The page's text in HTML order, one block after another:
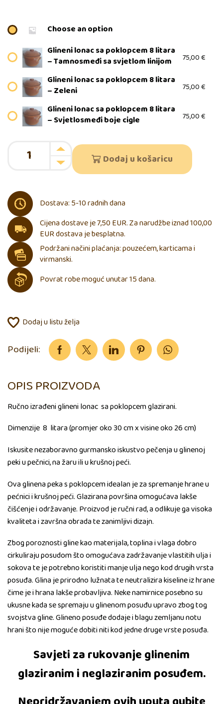
Choose an option
Glineni lonac sa poklopcem 8 litara
– Tamnosmeđi sa svjetlom linijom
75,00€
Glineni lonac sa poklopcem 8 litara
– Zeleni
75,00€
Glineni lonac sa poklopcem 8 litara
– Svjetlosmeđi boje cigle
75,00€
Dodaj u košaricu
Dostava: 5-10 radnih dana
Cijena dostave je 7,50 EUR. Za narudžbe iznad 100,00
EUR dostava je besplatna.
Podržani načini plaćanja: pouzećem, karticama i
virmanski.
Povrat robe moguć unutar 15 dana.
Dodaj u listu želja
Podijeli:
OPIS PROIZVODA
Ručno izrađeni glineni lonac sa poklopcem glazirani.
Dimenzije 8 litara (promjer oko 30 cm x visine oko 26 cm)
Iskusite nezaboravno gurmansko iskustvo pečenja u glinenoj
peki u pečnici, na žaru ili u krušnoj peći.
Ova glinena peka s poklopcem idealan je za spremanje hrane u
pećnici i krušnoj peći. Glazirana površina omogućava lakše
čišćenje i održavanje. Proizvod je ručni rad, a odlikuje ga visoka
kvaliteta i završna obrada te zanimljivi dizajn.
Zbog poroznosti gline kao materijala, toplina i vlaga dobro
cirkuliraju posudom što omogućava zadržavanje vlastitih ulja i
sokova te je potrebno koristiti manje ulja nego kod drugih vrsta
posuđa. Glina je prirodno lužnata te neutralizira kiseline iz hrane
čime je i hrana lakše probavljiva. Neke namirnice posebno su
ukusne kada se spremaju u glinenom posuđu upravo zbog tog
svojstva gline. Glineno posuđe dodaje i blagu zemljanu notu
hrani što nije moguće dobiti niti kod jedne druge vrste posuđa.
Savjeti za rukovanje glinenim
glaziranim i neglaziranim posuđem.